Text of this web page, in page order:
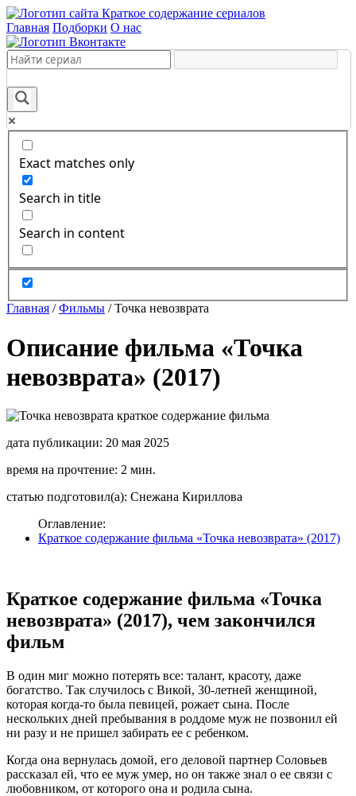
Краткое содержание сериалов
Главная Подборки О нас
Exact matches only
Search in title
Search in content
Главная /Фильмы /Точка невозврата
Описание фильма «Точка
невозврата» (2017)
дата публикации: 20 мая 2025
время на прочтение: 2 мин.
статью подготовил(а): Снежана Кириллова
Оглавление:
Краткое содержание фильма «Точка невозврата» (2017)
Краткое содержание фильма «Точка
невозврата» (2017), чем закончился
фильм
В один миг можно потерять все: талант, красоту, даже
богатство. Так случилось с Викой, 30-летней женщиной,
которая когда-то была певицей, рожает сына. После
нескольких дней пребывания в роддоме муж не позвонил ей
ни разу и не пришел забирать ее с ребенком.
Когда она вернулась домой, его деловой партнер Соловьев
рассказал ей, что ее муж умер, но он также знал о ее связи с
любовником, от которого она и родила сына.